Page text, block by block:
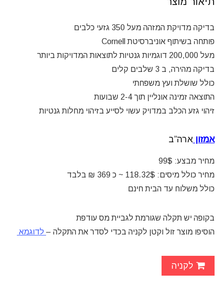
בדיקה מדויקת המזהה מעל 350 גזעי כלבים
פותחה בשיתוף אוניברסיטת Cornell
מעל 200,000 דוגמיות גנטיות לתוצאות המדויקות ביותר
בדיקה מהירה, ב 3 שלבים קלים
כולל שושלת ועץ משפחתי
התוצאה זמינה אונליין תוך 2-4 שבועות
זיהוי גזע הכלב במדויק עשוי לסייע בזיהוי מחלות גנטיות
אמזון ארה”ב
מחיר מבצע: 99$
מחיר כולל מיסים: 118.32$ ~ כ 369 ₪ בלבד
כולל משלוח עד הבית חינם
בקופה יש תקלה שגורמת לגביית מס עודפת
הוסיפו מוצר זול וקטן לקניה בכדי לסדר את התקלה – לדוגמא
לקניה